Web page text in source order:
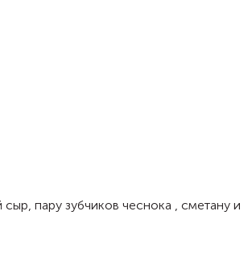
пару зубчиков чеснока , сметану и